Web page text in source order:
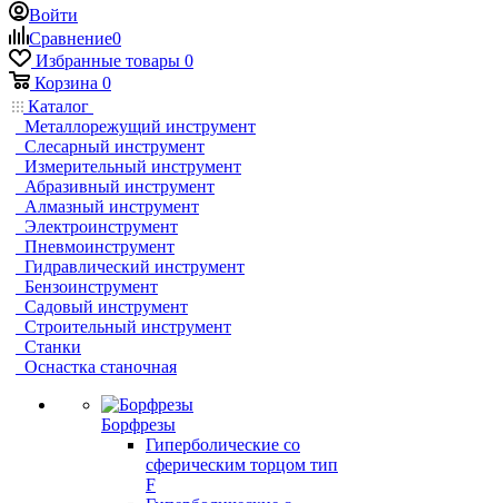
Войти
Сравнение0
Избранные товары 0
Корзина 0
Каталог
Металлорежущий инструмент
Слесарный инструмент
Измерительный инструмент
Абразивный инструмент
Алмазный инструмент
Электроинструмент
Пневмоинструмент
Гидравлический инструмент
Бензоинструмент
Садовый инструмент
Строительный инструмент
Станки
Оснастка станочная
Борфрезы
Гиперболические cо
сферическим торцом тип
F